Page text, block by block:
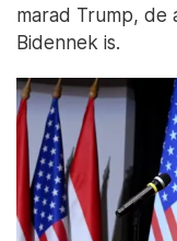
marad Trump,
Bidennek is.